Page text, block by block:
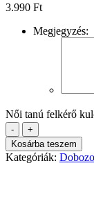
3.990 Ft
Megjegyzés:
Női tanú felkérő
-
+
Kosárba teszem
Kategóriák: